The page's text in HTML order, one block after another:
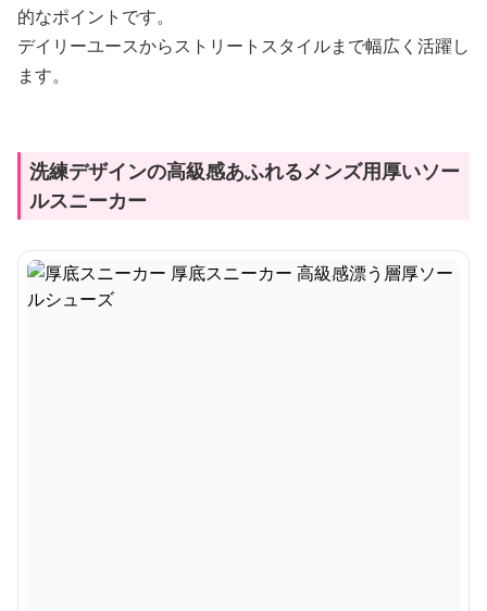
的なポイントです。
デイリーユースからストリートスタイルまで幅広く活躍し
ます。
洗練デザインの高級感あふれるメンズ用厚いソー
ルスニーカー